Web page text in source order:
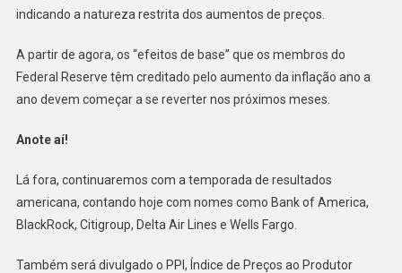
indicando a natureza restrita dos aumentos de preços.
A partir de agora, os “efeitos de base” que os membros do
Federal Reserve têm creditado pelo aumento da inflação ano a
ano devem começar a se reverter nos próximos meses.
Anote aí!
Lá fora, continuaremos com a temporada de resultados
americana, contando hoje com nomes como Bank of America,
BlackRock, Citigroup, Delta Air Lines e Wells Fargo.
Também será divulgado o PPI, Índice de Preços ao Produtor